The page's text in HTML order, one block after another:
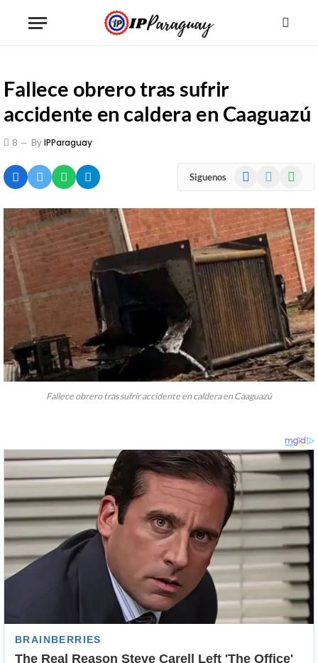
Fallece obrero tras sufrir
accidente en caldera en Caaguazú
8 ByIPParaguay
Siguenos Facebook
Fallece obrero tras sufrir accidente en caldera en Caaguazú